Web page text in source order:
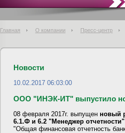
Главная О компании Пресс-центр
Новости
10.02.2017 06:03:00
ООО "ИНЭК-ИТ" выпустило
08 февраля 2017г. выпущен новый
6.1.Ф и 6.2 "Менеджер отчетности"
"Общая финансовая отчетность